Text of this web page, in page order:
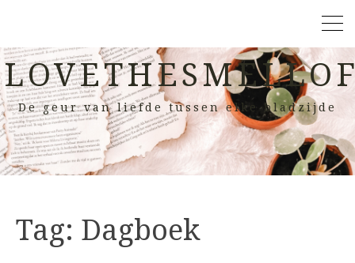
De geur van liefde tussen elke bladzijde
Tag: Dagboek